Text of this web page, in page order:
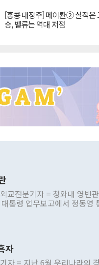
[홍콩 대장주] 메이퇀② 실적은
승, 밸류는 역대 저점
교전문기자 = 청와대 영빈
통령 업무보고에서 정동영
을 거치지 않은 사안을 정책
현실적 구상'이라는 비판을
이 물의를 빚은 적은 여러
자